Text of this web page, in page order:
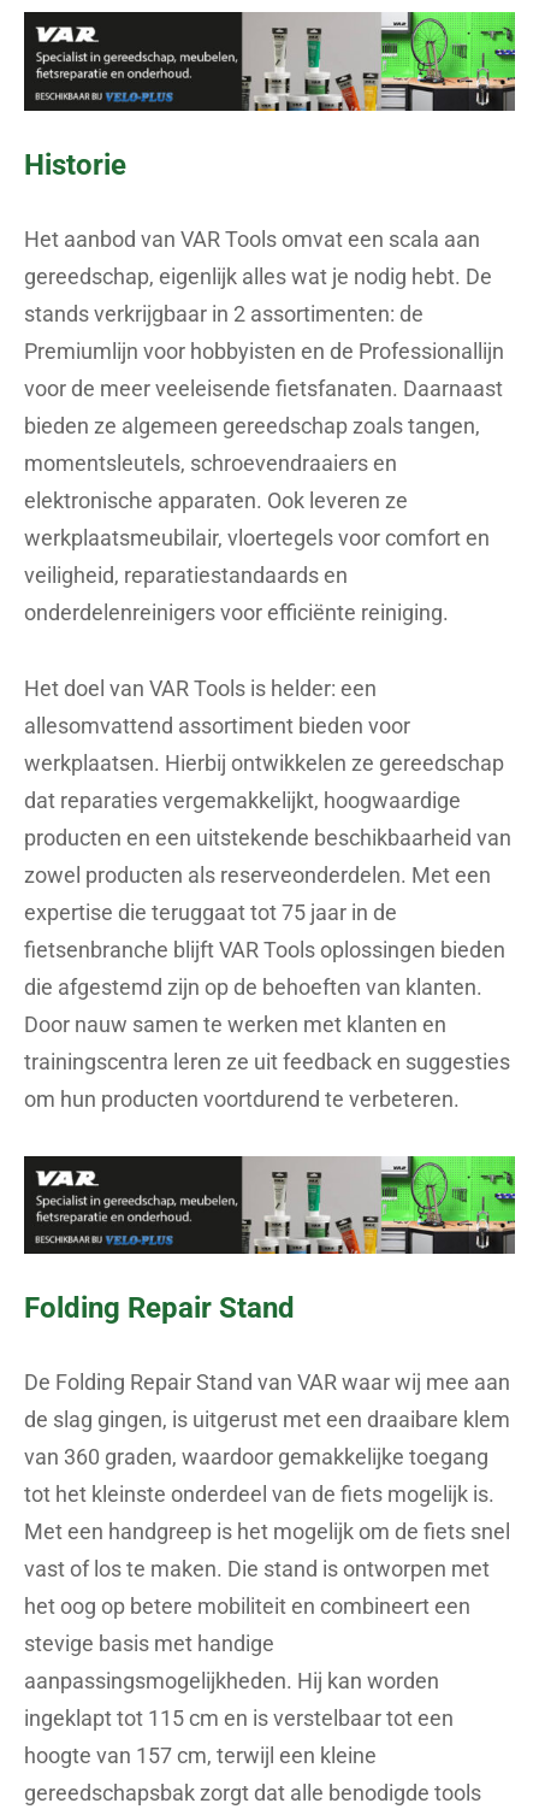
Historie
Het aanbod van VAR Tools omvat een scala aan
gereedschap, eigenlijk alles wat je nodig hebt. De
stands verkrijgbaar in 2 assortimenten: de
Premiumlijn voor hobbyisten en de Professionallijn
voor de meer veeleisende fietsfanaten. Daarnaast
bieden ze algemeen gereedschap zoals tangen,
momentsleutels, schroevendraaiers en
elektronische apparaten. Ook leveren ze
werkplaatsmeubilair, vloertegels voor comfort en
veiligheid, reparatiestandaards en
onderdelenreinigers voor efficiënte reiniging.
Het doel van VAR Tools is helder: een
allesomvattend assortiment bieden voor
werkplaatsen. Hierbij ontwikkelen ze gereedschap
dat reparaties vergemakkelijkt, hoogwaardige
producten en een uitstekende beschikbaarheid van
zowel producten als reserveonderdelen. Met een
expertise die teruggaat tot 75 jaar in de
fietsenbranche blijft VAR Tools oplossingen bieden
die afgestemd zijn op de behoeften van klanten.
Door nauw samen te werken met klanten en
trainingscentra leren ze uit feedback en suggesties
om hun producten voortdurend te verbeteren.
Folding Repair Stand
De Folding Repair Stand van VAR waar wij mee aan
de slag gingen, is uitgerust met een draaibare klem
van 360 graden, waardoor gemakkelijke toegang
tot het kleinste onderdeel van de fiets mogelijk is.
Met een handgreep is het mogelijk om de fiets snel
vast of los te maken. Die stand is ontworpen met
het oog op betere mobiliteit en combineert een
stevige basis met handige
aanpassingsmogelijkheden. Hij kan worden
ingeklapt tot 115 cm en is verstelbaar tot een
hoogte van 157 cm, terwijl een kleine
gereedschapsbak zorgt dat alle benodigde tools